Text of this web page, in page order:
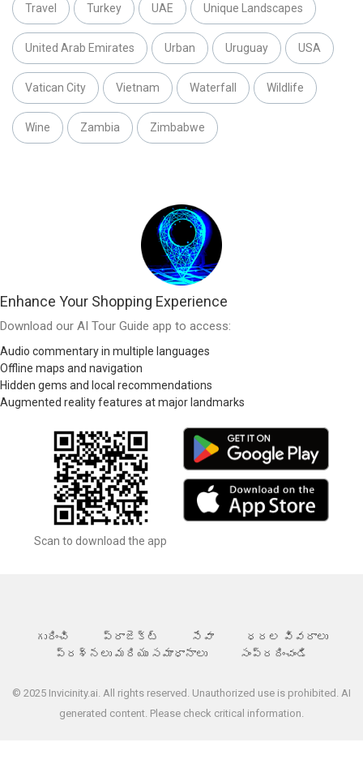
Travel Turkey UAE Unique Landscapes
United Arab Emirates Urban Uruguay USA
Vatican City Vietnam Waterfall Wildlife
Wine Zambia Zimbabwe
Enhance Your Shopping Experience
Download our AI Tour Guide app to access:
Audio commentary in multiple languages
Offline maps and navigation
Hidden gems and local recommendations
Augmented reality features at major landmarks
Scan to download the app
గురించి ప్రాజెక్ట్ సేవా
ధరల వివరాలు
ప్రశ్నలు మరియు సమాధానాలు
సంప్రదించండి
© 2025 Invicinity.ai. All rights reserved. Unauthorized use is prohibited. AI
generated content. Please check critical information.